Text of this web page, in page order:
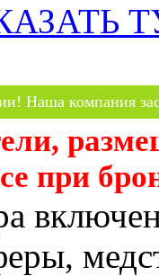
Наша компания
при